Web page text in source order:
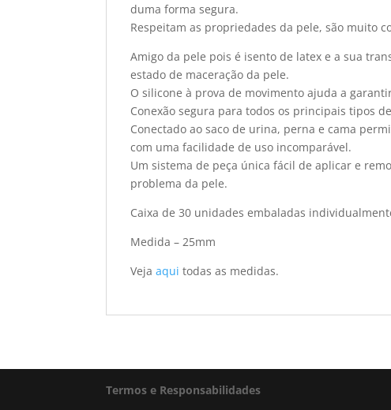
duma forma segura.
Respeitam as propriedades da pele, são muito
Amigo da pele pois é isento de latex e a sua
estado de maceração da pele.
O silicone à prova de movimento ajuda a
Conexão segura para todos os principais tipos
Conectado ao saco de urina, perna e cama
com uma facilidade de uso incomparável.
Um sistema de peça única fácil de aplicar e
problema da pele.
Caixa de 30 unidades embaladas
Medida – 25mm
Vejaaqui todas as medidas.
Termos e Responsabilidades